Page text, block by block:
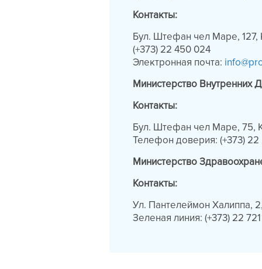
Контакты:
Бул. Штефан чел Маре, 127,
(+373) 22 450 024
Электронная почта:
Министерство Внутренних
Контакты:
Бул. Штефан чел Маре, 75,
Телефон доверия: (+373)
Министерство
Контакты:
Ул. Пантелеймон Халиппа,
Зеленая линия: (+373) 22